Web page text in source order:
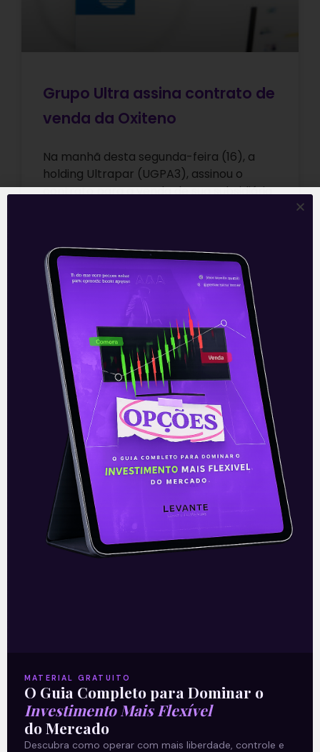
Grupo Ultra assina contrato de
venda da Oxiteno
Na manhã desta segunda-feira (16), a
holding Ultrapar (UGPA3), assinou o
contrato para a venda de sua subsidiária
Leia mais
16/08/2021
E EU COM ISSO
Ultrapar perto de vender
Oxiteno
Leia mais
16/06/2021
MATERIAL GRATUITO
O Guia Completo para Dominar o
Investimento Mais Flexível
do Mercado
Descubra como operar com mais liberdade, controle e